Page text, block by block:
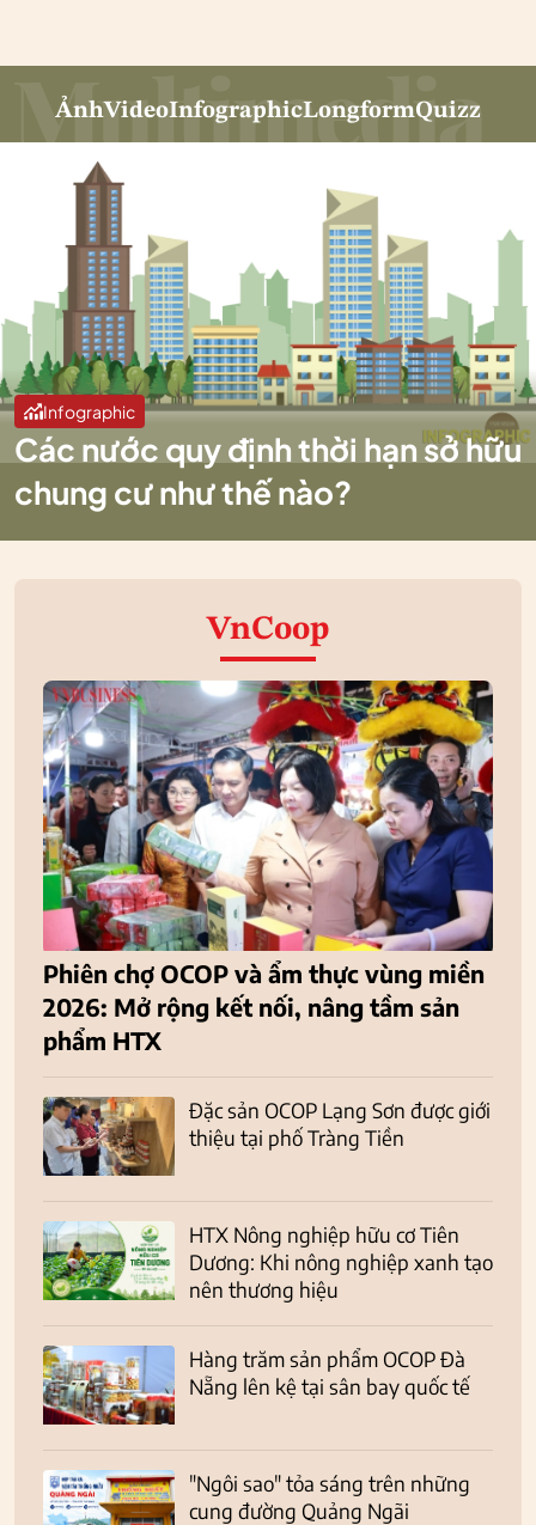
ẢnhVideoInfographicLongformQuizz
Infographic
Các nước quy định thời hạn sở hữu
chung cư như thế nào?
VnCoop
Phiên chợ OCOP và ẩm thực vùng miền
2026: Mở rộng kết nối, nâng tầm sản
phẩm HTX
Đặc sản OCOP Lạng Sơn được giới
thiệu tại phố Tràng Tiền
HTX Nông nghiệp hữu cơ Tiên
Dương: Khi nông nghiệp xanh tạo
nên thương hiệu
Hàng trăm sản phẩm OCOP Đà
Nẵng lên kệ tại sân bay quốc tế
"Ngôi sao" tỏa sáng trên những
cung đường Quảng Ngãi